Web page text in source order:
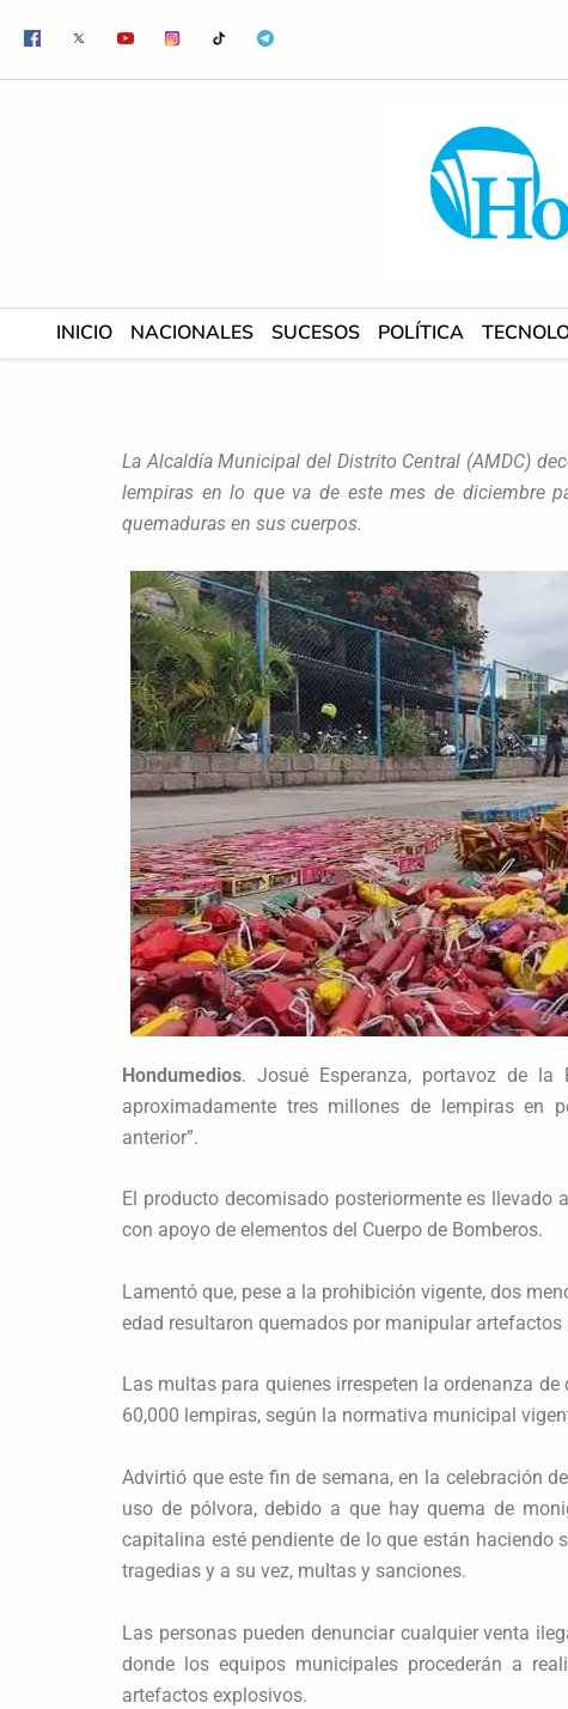
contenido
INICIO NACIONALES SUCESOS POLÍTICA
La Alcaldía Municipal del Distrito Central (AMDC)
lempiras en lo que va de este mes de diciembre
quemaduras en sus cuerpos.
Hondumedios. Josué Esperanza, portavoz de la
aproximadamente tres millones de lempiras en
anterior”.
El producto decomisado posteriormente es
con apoyo de elementos del Cuerpo de Bomberos.
Lamentó que, pese a la prohibición vigente, dos
edad resultaron quemados por manipular
Las multas para quienes irrespeten la ordenanza
60,000 lempiras, según la normativa municipal
Advirtió que este fin de semana, en la celebración
uso de pólvora, debido a que hay quema de
capitalina esté pendiente de lo que están haciendo
tragedias y a su vez, multas y sanciones.
Las personas pueden denunciar cualquier venta
donde los equipos municipales procederán a
artefactos explosivos.